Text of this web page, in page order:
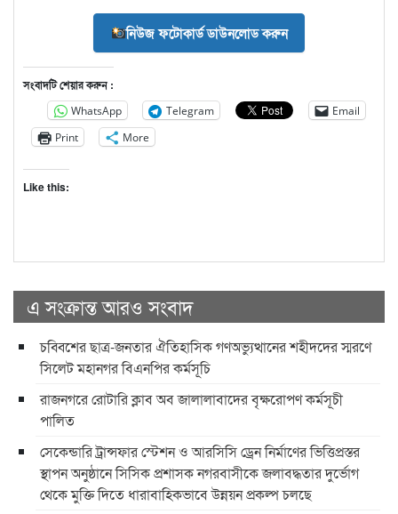
নিউজ ফটোকার্ড ডাউনলোড করুন
সংবাদটি শেয়ার করুন :
WhatsApp Telegram
Email
Print
More
Like this:
এ সংক্রান্ত আরও সংবাদ
চব্বিশের ছাত্র-জনতার ঐতিহাসিক গণঅভ্যুত্থানের শহীদদের স্মরণে
সিলেট মহানগর বিএনপির কর্মসূচি
রাজনগরে রোটারি ক্লাব অব জালালাবাদের বৃক্ষরোপণ কর্মসূচী
পালিত
সেকেন্ডারি ট্রান্সফার স্টেশন ও আরসিসি ড্রেন নির্মাণের ভিত্তিপ্রস্তর
স্থাপন অনুষ্ঠানে সিসিক প্রশাসক নগরবাসীকে জলাবদ্ধতার দুর্ভোগ
থেকে মুক্তি দিতে ধারাবাহিকভাবে উন্নয়ন প্রকল্প চলছে